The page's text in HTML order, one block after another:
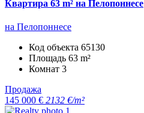
Квартира 63 m² на Пелопоннесе
на Пелопоннесе
Код объекта 65130
Площадь 63 m²
Комнат 3
Продажа
145 000 € 2132 €/m²